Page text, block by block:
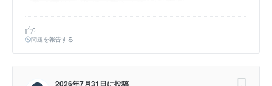
0
問題を報告する
2026年7月31日に投稿